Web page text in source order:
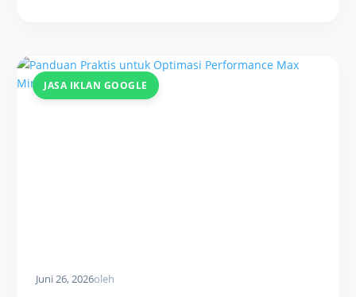
JASA IKLAN GOOGLE
Juni 26, 2026oleh